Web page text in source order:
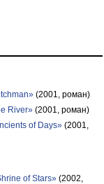
(2001, роман)
River» (2001, роман)
of Days» (2001,
of Stars» (2002,